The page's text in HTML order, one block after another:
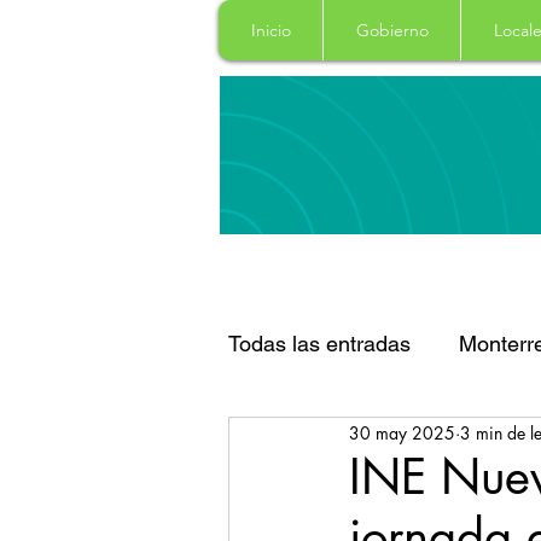
Inicio Gobierno
Todas las entradas
Santa Catarina San
INE
30 may 2025 3 min de